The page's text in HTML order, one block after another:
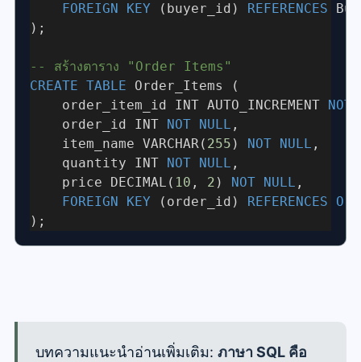
FOREIGN
KEY (buyer_id) REFERENCES
);
-- สร้างตาราง "Order Items"
CREATE TABLE Order_Items (
    order_item_id INT AUTO_INCREMENT
NOT
    order_id INT
NOT NULL ,
    item_name VARCHAR(
255 ) NOT NULL ,
    quantity INT
NOT NULL ,
    price DECIMAL(
10 , 2 ) NOT NULL ,
FOREIGN
KEY (order_id) REFERENCES
);
บทความแนะนำอ่านเพิ่มเติม: ภาษา SQL คือ